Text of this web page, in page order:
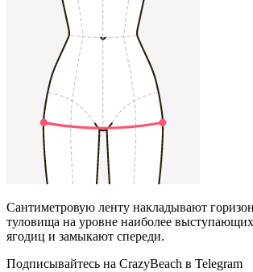
Сантиметровую ленту накладывают
туловища на уровне наиболее выступающих
ягодиц и замыкают спереди.
Подписывайтесь на CrazyBeach в Telegram